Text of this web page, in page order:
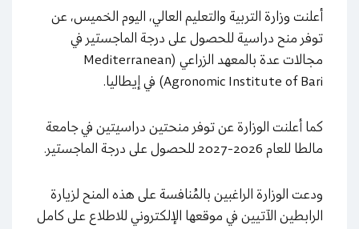
أعلنت وزارة التربية والتعليم العالي، اليوم الخميس، عن
توفر منح دراسية للحصول على درجة الماجستير في
مجالات عدة بالمعهد الزراعي (Mediterranean
Agronomic Institute of Bari) في إيطاليا.
كما أعلنت الوزارة عن توفر منحتين دراسيتين في جامعة
مالطا للعام 2026-2027 للحصول على درجة الماجستير.
ودعت الوزارة الراغبين بالمُنافسة على هذه المنح لزيارة
الرابطين الآتيين في موقعها الإلكتروني للاطلاع على كامل